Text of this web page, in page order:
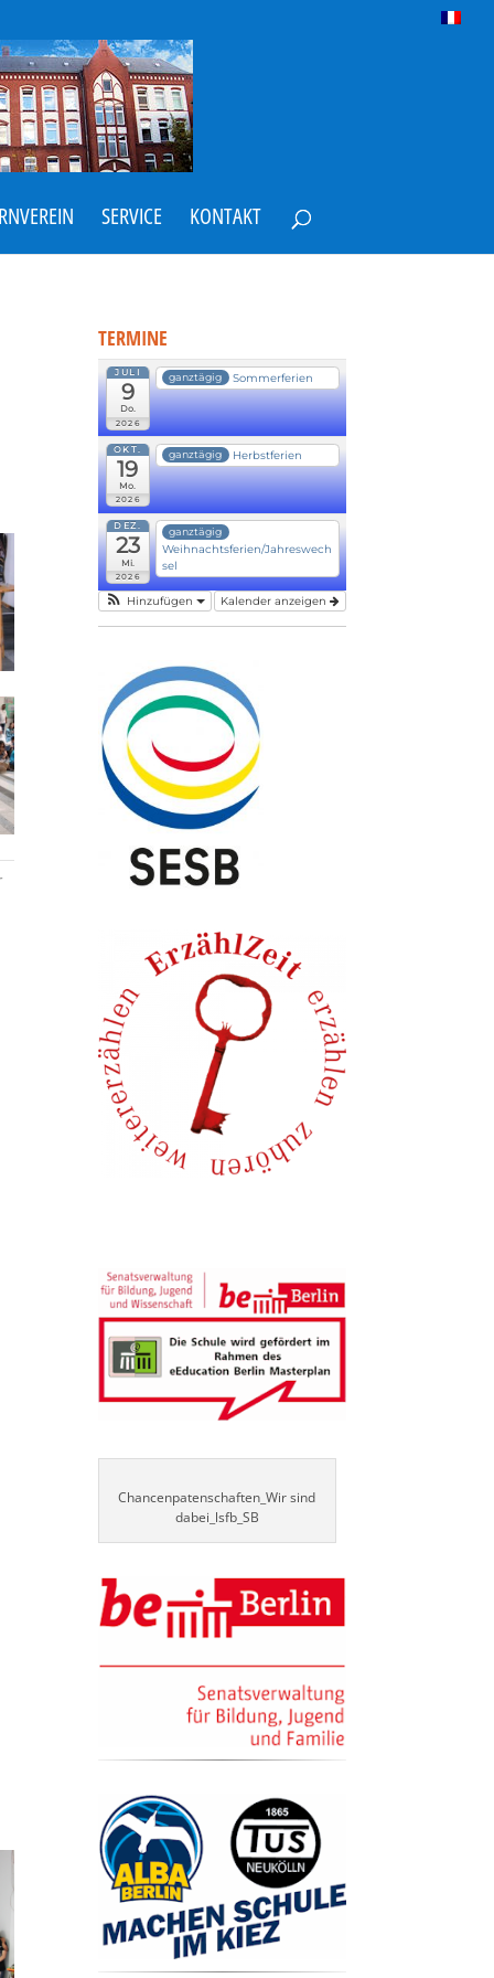
SERVICE KONTAKT
TERMINE
JULI
9
Do.
2026
ganztägig Sommerferien
OKT.
19
Mo.
2026
ganztägig Herbstferien
DEZ.
23
Mi.
2026
ganztägig
Weihnachtsferien/Jahreswech
sel
Kalender anzeigen
Hinzufügen
Chancenpatenschaften_Wir sind
dabei_lsfb_SB